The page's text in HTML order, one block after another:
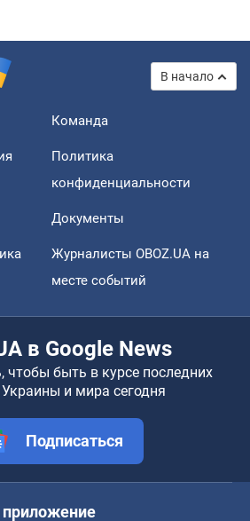
В начало
Команда
Политика
конфиденциальности
Документы
Журналисты OBOZ.UA на
месте событий
в Google News
чтобы быть в курсе последних
Украины и мира сегодня
Подписаться